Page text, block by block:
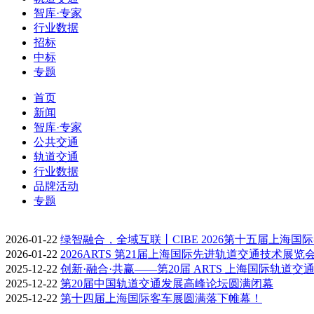
智库·专家
行业数据
招标
中标
专题
首页
新闻
智库·专家
公共交通
轨道交通
行业数据
品牌活动
专题
2026-01-22 绿智融合，全域互联丨CIBE 2026第十五届上海国
2026-01-22 2026ARTS 第21届上海国际先进轨道交通技术展览
2025-12-22 创新·融合·共赢——第20届 ARTS 上海国际轨道交
2025-12-22 第20届中国轨道交通发展高峰论坛圆满闭幕
2025-12-22 第十四届上海国际客车展圆满落下帷幕！